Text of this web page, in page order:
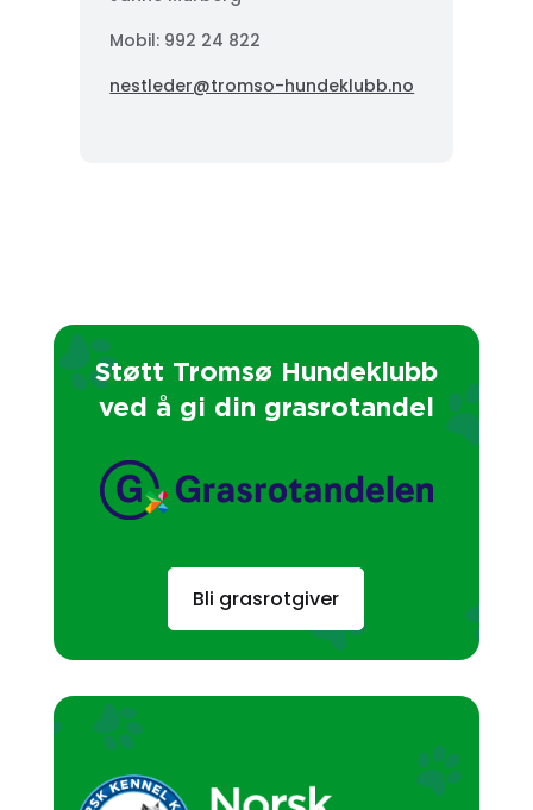
Mobil: 992 24 822
nestleder@tromso-hundeklubb.no
Støtt Tromsø Hundeklubb
ved å gi din grasrotandel
Bli grasrotgiver